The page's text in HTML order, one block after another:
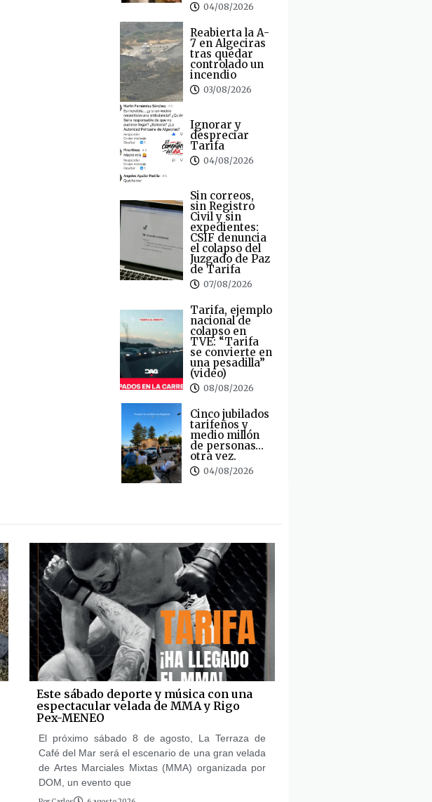
04/08/2026
Reabierta la A-
7 en Algeciras
tras quedar
controlado un
incendio
03/08/2026
Ignorar y
despreciar
Tarifa
04/08/2026
Sin correos,
sin Registro
Civil y sin
expedientes:
CSIF denuncia
el colapso del
Juzgado de Paz
de Tarifa
07/08/2026
Tarifa, ejemplo
nacional de
colapso en
TVE: “Tarifa
se convierte en
una pesadilla”
(video)
08/08/2026
Cinco jubilados
tarifeños y
medio millón
de personas…
otra vez.
04/08/2026
Este sábado deporte y música con una
espectacular velada de MMA y Rigo
Pex-MENEO
El próximo sábado 8 de agosto, La Terraza de
Café del Mar será el escenario de una gran velada
de Artes Marciales Mixtas (MMA) organizada por
DOM, un evento que